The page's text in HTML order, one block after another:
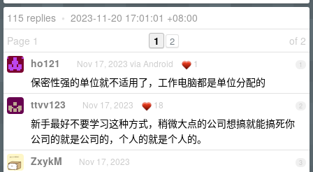
115 replies • 2023-11-20 17:01:01 +08:00
Page 1
of 2
1 2
1
ho121 Nov 17, 2023 via Android 1
保密性强的单位就不适用了，工作电脑都是单位分配的
2
ttvv123 Nov 17, 2023 18
新手最好不要学习这种方式，稍微大点的公司想搞就能搞死你
公司的就是公司的，个人的就是个人的。
3
ZxykM Nov 17, 2023